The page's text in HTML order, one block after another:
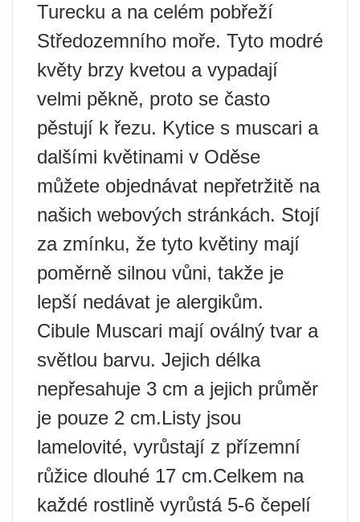
Turecku a na celém pobřeží
Středozemního moře. Tyto modré
květy brzy kvetou a vypadají
velmi pěkně, proto se často
pěstují k řezu. Kytice s muscari a
dalšími květinami v Oděse
můžete objednávat nepřetržitě na
našich webových stránkách. Stojí
za zmínku, že tyto květiny mají
poměrně silnou vůni, takže je
lepší nedávat je alergikům.
Cibule Muscari mají oválný tvar a
světlou barvu. Jejich délka
nepřesahuje 3 cm a jejich průměr
je pouze 2 cm.Listy jsou
lamelovité, vyrůstají z přízemní
růžice dlouhé 17 cm.Celkem na
každé rostlině vyrůstá 5-6 čepelí